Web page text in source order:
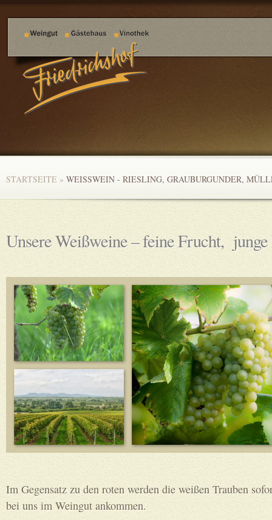
STARTSEITE » WEISSWEIN - RIESLING, GRAUBURGUNDER,
Unsere Weißweine – feine Frucht,
Im Gegensatz zu den roten werden die weißen Trauben
bei uns im Weingut ankommen.